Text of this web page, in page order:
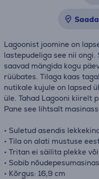
Lagoonist joomine on
lastepudeliga see nii ongi.
saavad mängida kogu
rüübates. Tilaga kaas
nutikale kujule on lapsed
üle. Tahad Lagooni kiirelt
Pane see lihtsalt
• Suletud asendis
• Tila on alati mustuse
• Tritan ei säilita plekke
• Sobib
• Kõrgus: 16,9 cm